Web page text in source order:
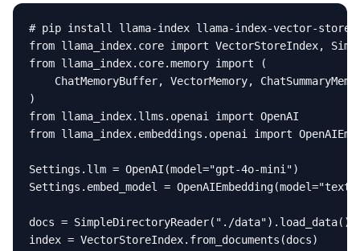
# pip install llama-index llama-index-vector-stores-
from llama_index.core import VectorStoreIndex,
from llama_index.core.memory import (
ChatMemoryBuffer, VectorMemory,
)
from llama_index.llms.openai import OpenAI
from llama_index.embeddings.openai import
Settings.llm = OpenAI(model="gpt-4o-mini")
Settings.embed_model =
docs = SimpleDirectoryReader("./data").load_data()
index = VectorStoreIndex.from_documents(docs)